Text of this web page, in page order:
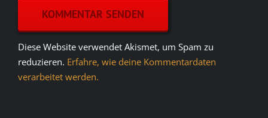
Diese Website verwendet Akismet, um Spam zu
reduzieren. Erfahre, wie deine Kommentardaten
verarbeitet werden.